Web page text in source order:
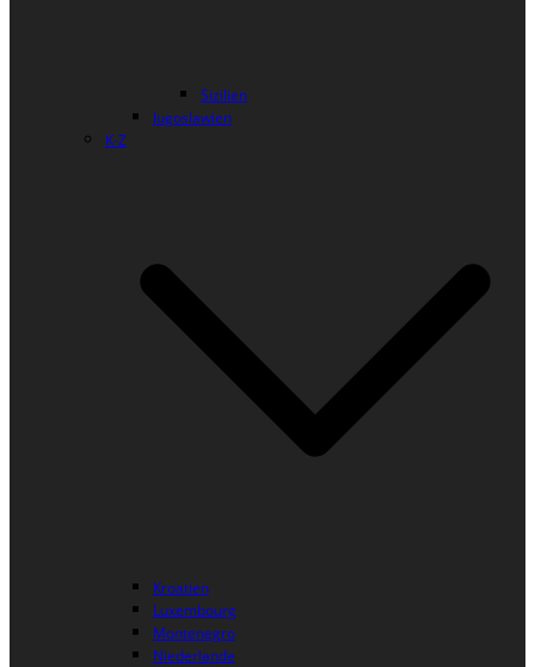
Sizilien
Jugoslawien
K-Z
Kroatien
Luxembourg
Montenegro
Niederlande